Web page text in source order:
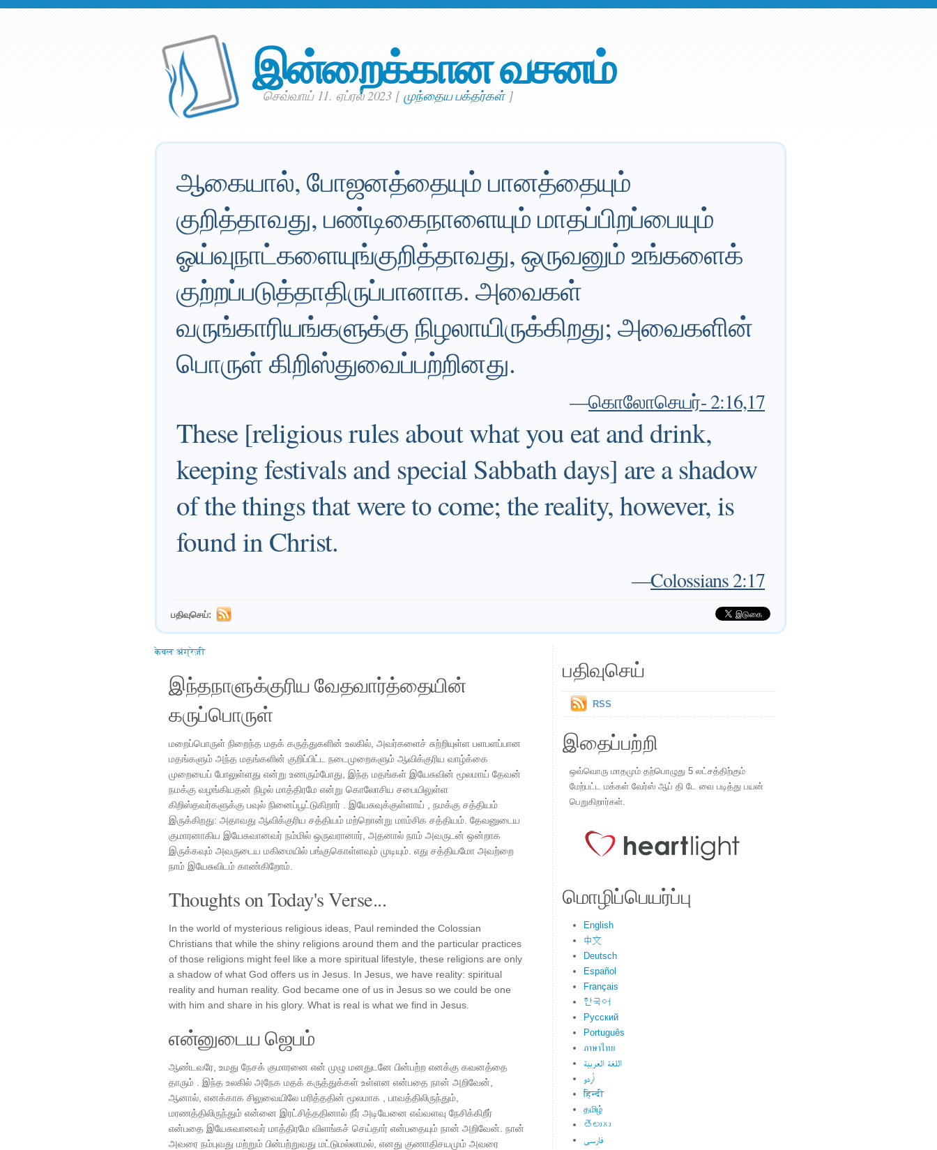
இன்றைக்கான வசனம்
செவ்வாய் 11. ஏப்ரல் 2023 [ முந்தைய பக்தர்கள்]
ஆகையால், போஜனத்தையும் பானத்தையும்
குறித்தாவது, பண்டிகைநாளையும் மாதப்பிறப்பையும்
ஓய்வுநாட்களையுங்குறித்தாவது, ஒருவனும் உங்களைக்
குற்றப்படுத்தாதிருப்பானாக. அவைகள்
வருங்காரியங்களுக்கு நிழலாயிருக்கிறது; அவைகளின்
பொருள் கிறிஸ்துவைப்பற்றினது.
—கொலோசெயர்- 2:16,17
These [religious rules about what you eat and drink,
keeping festivals and special Sabbath days] are a shadow
of the things that were to come; the reality, however, is
found in Christ.
—Colossians 2:17
பதிவுசெய்:
केवल अंग्रेज़ी
இந்தநாளுக்குரிய வேதவார்த்தையின்
கருப்பொருள்
மறைப்பொருள் நிறைந்த மதக் கருத்துகளின் உலகில், அவர்களைச் சுற்றியுள்ள பளபளப்பான
மதங்களும் அந்த மதங்களின் குறிப்பிட்ட நடைமுறைகளும் ஆவிக்குரிய வாழ்க்கை
முறையைப் போலுள்ளது என்று உணரும்போது, ​​​​இந்த மதங்கள் இயேசுவின் மூலமாய் தேவன்
நமக்கு வழங்கியதன் நிழல் மாத்திரமே என்று கொலோசிய சபையிலுள்ள
கிறிஸ்தவர்களுக்கு பவுல் நினைப்பூட்டுகிறார் . இயேசுவுக்குள்ளாய் , நமக்கு சத்தியம்
இருக்கிறது: அதாவது ஆவிக்குரிய சத்தியம் மற்றொன்று மாம்சிக சத்தியம். தேவனுடைய
குமாரனாகிய இயேசுவானவர் நம்மில் ஒருவரானார், அதனால் நாம் அவருடன் ஒன்றாக
இருக்கவும் அவருடைய மகிமையில் பங்குகொள்ளவும் முடியும். எது சத்தியமோ அவற்றை
நாம் இயேசுவிடம் காண்கிறோம்.
Thoughts on Today's Verse...
In the world of mysterious religious ideas, Paul reminded the Colossian
Christians that while the shiny religions around them and the particular practices
of those religions might feel like a more spiritual lifestyle, these religions are only
a shadow of what God offers us in Jesus. In Jesus, we have reality: spiritual
reality and human reality. God became one of us in Jesus so we could be one
with him and share in his glory. What is real is what we find in Jesus.
என்னுடைய ஜெபம்
ஆண்டவரே, உமது நேசக் குமாரனை என் முழு மனதுடனே பின்பற்ற எனக்கு கவனத்தை
தாரும் . இந்த உலகில் அநேக மதக் கருத்துக்கள் உள்ளன என்பதை நான் அறிவேன்,
ஆனால், எனக்காக சிலுவையிலே மரித்ததின் மூலமாக , பாவத்திலிருந்தும்,
மரணத்திலிருந்தும் என்னை இரட்சித்ததினால் நீர் அடியேனை எவ்வளவு நேசிக்கிறீர்
என்பதை இயேசுவானவர் மாத்திரமே விளங்கச் செய்தார் என்பதையும் நான் அறிவேன். நான்
அவரை நம்புவது மற்றும் பின்பற்றுவது மட்டுமல்லாமல், எனது குணாதிசயமும் அவரை
பதிவுசெய்
RSS
இதைப்பற்றி
ஒவ்வொரு மாதமும் தற்பொழுது 5 லட்சத்திற்கும்
மேற்பட்ட மக்கள் வேர்ஸ் ஆப் தி டே வை படித்து பயன்
பெறுகிறார்கள்.
மொழிப்பெயர்ப்பு
English
中文
Deutsch
Español
Français
한국어
Русский
Português
ภาษาไทย
اللغة العربية
اُردو
हिन्दी
தமிழ்
తెలుగు
فارسی